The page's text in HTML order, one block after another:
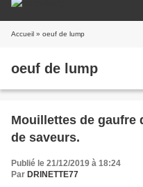
Accueil » oeuf de lump
oeuf de lump
Mouillettes de gaufre
de saveurs.
Publié le 21/12/2019 à 18:24
Par DRINETTE77